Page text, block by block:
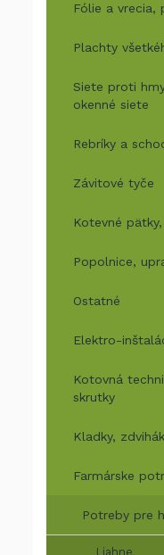
Fólie a vrecia,
Plachty
Siete proti
okenné siete
Rebríky a
Závitové tyče
Kotevné
Popolnice,
Ostatné
Elektro-
Kotovná
skrutky
Kladky,
Farmárske
Potreby pre
Liahne